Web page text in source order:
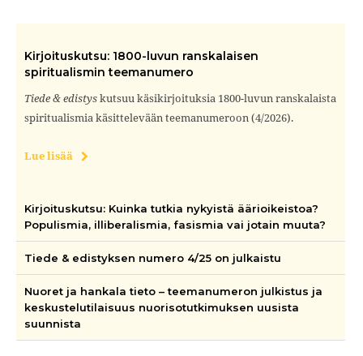
Kirjoituskutsu: 1800-luvun ranskalaisen
spiritualismin teemanumero
Tiede & edistyskutsuu käsikirjoituksia 1800-luvun ranskalaista
spiritualismia käsittelevään teemanumeroon (4/2026).
Lue lisää
Kirjoituskutsu: Kuinka tutkia nykyistä äärioikeistoa?
Populismia, illiberalismia, fasismia vai jotain muuta?
Tiede & edistyksen numero 4/25 on julkaistu
Nuoret ja hankala tieto – teemanumeron julkistus ja
keskustelutilaisuus nuorisotutkimuksen uusista
suunnista